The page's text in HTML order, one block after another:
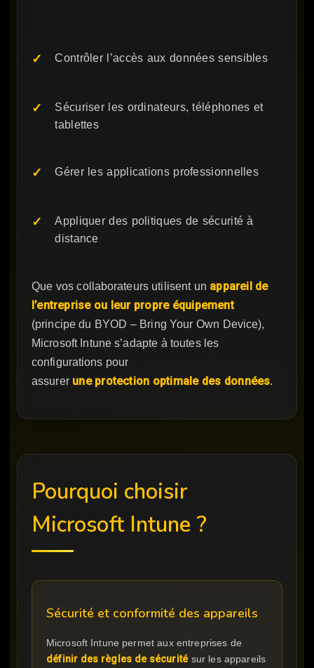
Contrôler l’accès aux données sensibles
Sécuriser les ordinateurs, téléphones et
tablettes
Gérer les applications professionnelles
Appliquer des politiques de sécurité à
distance
Que vos collaborateurs utilisent un appareil de
l’entreprise ou leur propre équipement
(principe du BYOD – Bring Your Own Device),
Microsoft Intune s’adapte à toutes les
configurations pour
assurer une protection optimale des données.
Pourquoi choisir
Microsoft Intune ?
Sécurité et conformité des appareils
Microsoft Intune permet aux entreprises de
définir des règles de sécuritésur les appareils